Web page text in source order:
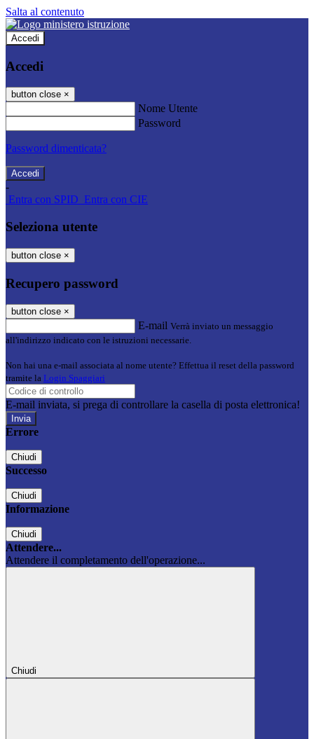
Salta al contenuto
Accedi
Accedi
button close ×
Nome Utente
Password
Password dimenticata?
-
Entra con SPID Entra con CIE
Seleziona utente
button close ×
Recupero password
button close ×
E-mail Verrà inviato un messaggio
all'indirizzo indicato con le istruzioni necessarie.
Non hai una e-mail associata al nome utente? Effettua il reset della password
tramite la Login Spaggiari
E-mail inviata, si prega di controllare la casella di posta elettronica!
Errore
Chiudi
Successo
Chiudi
Informazione
Chiudi
Attendere...
Attendere il completamento dell'operazione...
Chiudi